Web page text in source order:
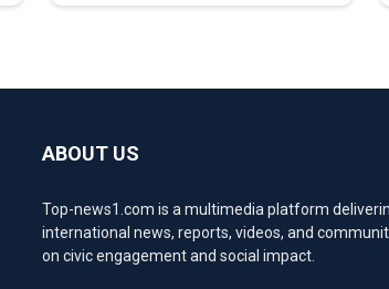
ABOUT US
Top-news1.com is a multimedia platform
international news, reports, videos, and
on civic engagement and social impact.